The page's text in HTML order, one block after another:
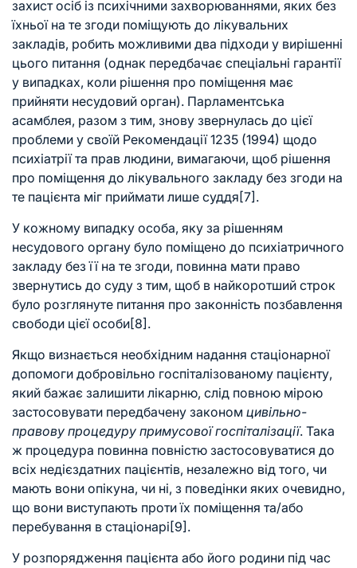
захист осіб із психічними захворюваннями, яких без
їхньої на те згоди поміщують до лікувальних
закладів, робить можливими два підходи у вирішенні
цього питання (однак передбачає спеціальні гарантії
у випадках, коли рішення про поміщення має
прийняти несудовий орган). Парламентська
асамблея, разом з тим, знову звернулась до цієї
проблеми у своїй Рекомендації 1235 (1994) щодо
психіатрії та прав людини, вимагаючи, щоб рішення
про поміщення до лікувального закладу без згоди на
те пацієнта міг приймати лише суддя [7] .
У кожному випадку особа, яку за рішенням
несудового органу було поміщено до психіатричного
закладу без її на те згоди, повинна мати право
звернутись до суду з тим, щоб в найкоротший строк
було розглянуте питання про законність позбавлення
свободи цієї особи[8] .
Якщо визнається необхідним надання стаціонарної
допомоги добровільно госпіталізованому пацієнту,
який бажає залишити лікарню, слід повною мірою
застосовувати передбачену законом цивільно-
правову процедуру примусової госпіталізації. Така
ж процедура повинна повністю застосовуватися до
всіх недієздатних пацієнтів, незалежно від того, чи
мають вони опікуна, чи ні, з поведінки яких очевидно,
що вони виступають проти їх поміщення та/або
перебування в стаціонарі [9] .
У розпорядження пацієнта або його родини під час